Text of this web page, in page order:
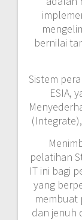
bernilai
Sistem
ESIA,
pelatihan
IT ini bagi
yang
membuat
dan jenuh